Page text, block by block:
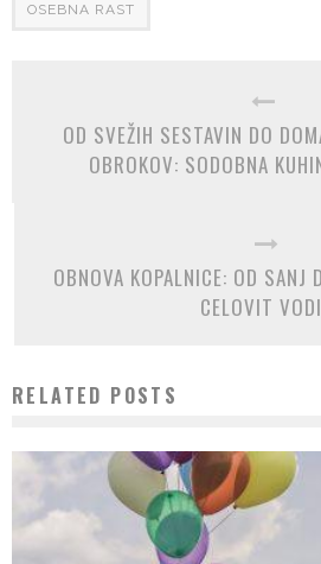
OSEBNA RAST
OD SVEŽIH SESTAVIN DO
OBROKOV: SODOBNA
OBNOVA KOPALNICE: OD
CELOVIT
RELATED POSTS